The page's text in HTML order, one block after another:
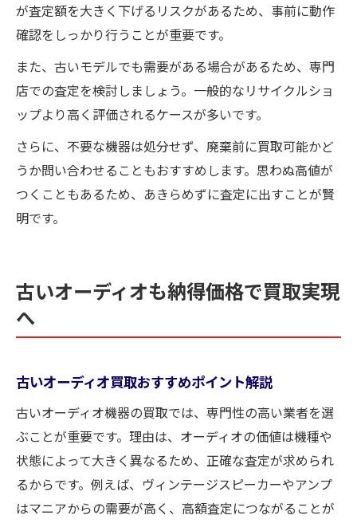
が査定額を大きく下げるリスクがあるため、事前に動作
確認をしっかり行うことが重要です。
また、古いモデルでも需要がある場合があるため、専門
店での査定を検討しましょう。一般的なリサイクルショ
ップより高く評価されるケースが多いです。
さらに、不要な機器は処分せず、廃棄前に買取可能かど
うか問い合わせることもおすすめします。思わぬ高値が
つくこともあるため、あきらめずに査定に出すことが賢
明です。
古いオーディオも納得価格で買取実現
へ
古いオーディオ買取おすすめポイント解説
古いオーディオ機器の買取では、専門性の高い業者を選
ぶことが重要です。理由は、オーディオの価値は機種や
状態によって大きく異なるため、正確な査定が求められ
るからです。例えば、ヴィンテージスピーカーやアンプ
はマニアからの需要が高く、高額査定につながることが